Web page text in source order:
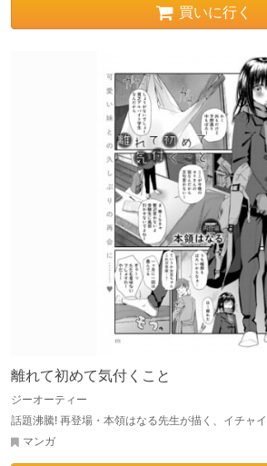
買いに行く
離れて初めて気付くこと
ジーオーティー
話題沸騰! 再登場・本領はなる先生が描く、イチャ
マンガ